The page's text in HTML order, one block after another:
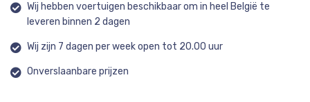
Wij hebben voertuigen beschikbaar om in heel België te
leveren binnen 2 dagen
Wij zijn 7 dagen per week open tot 20.00 uur
Onverslaanbare prijzen